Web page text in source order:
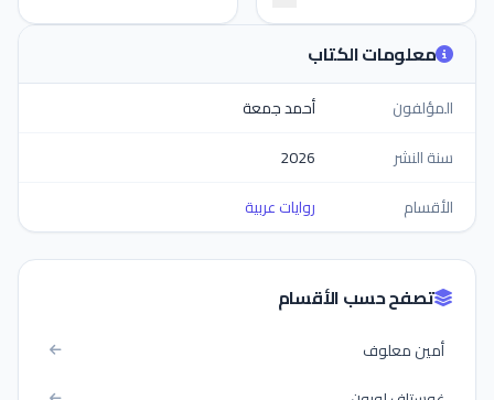
معلومات الكتاب
المؤلفون
أحمد جمعة
سنة النشر
2026
الأقسام
روايات عربية
تصفح حسب الأقسام
أمين معلوف